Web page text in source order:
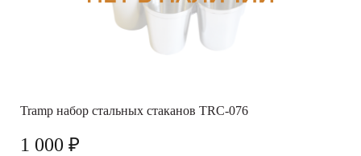
Tramp набор стальных стаканов TRC-076
1 000 ₽